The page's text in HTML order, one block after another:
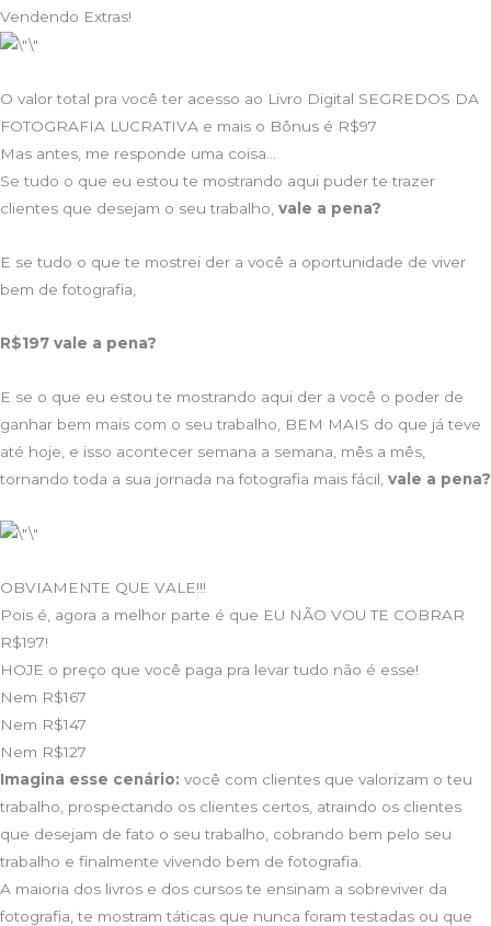
Vendendo Extras!
O valor total pra você ter acesso ao Livro Digital SEGREDOS DA
FOTOGRAFIA LUCRATIVA e mais o Bônus é R$97
Mas antes, me responde uma coisa…
Se tudo o que eu estou te mostrando aqui puder te trazer
clientes que desejam o seu trabalho, vale a pena?
E se tudo o que te mostrei der a você a oportunidade de viver
bem de fotografia,
R$197 vale a pena?
E se o que eu estou te mostrando aqui der a você o poder de
ganhar bem mais com o seu trabalho, BEM MAIS do que já teve
até hoje, e isso acontecer semana a semana, mês a mês,
tornando toda a sua jornada na fotografia mais fácil, vale a pena?
OBVIAMENTE QUE VALE!!!
Pois é, agora a melhor parte é que EU NÃO VOU TE COBRAR
R$197!
HOJE o preço que você paga pra levar tudo não é esse!
Nem R$167
Nem R$147
Nem R$127
Imagina esse cenário: você com clientes que valorizam o teu
trabalho, prospectando os clientes certos, atraindo os clientes
que desejam de fato o seu trabalho, cobrando bem pelo seu
trabalho e finalmente vivendo bem de fotografia.
A maioria dos livros e dos cursos te ensinam a sobreviver da
fotografia, te mostram táticas que nunca foram testadas ou que